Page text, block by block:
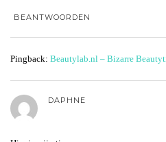
BEANTWOORDEN
Pingback: Beautylab.nl – Bizarre
DAPHNE